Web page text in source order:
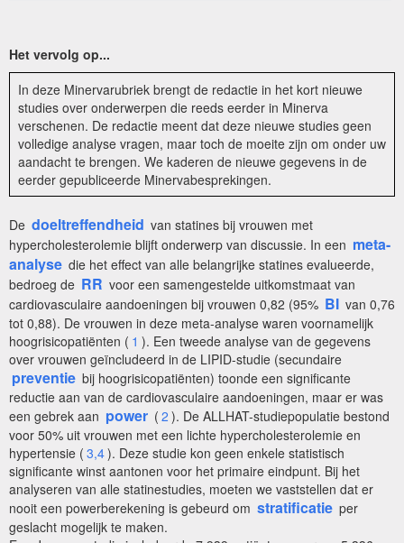
Het vervolg op...
In deze Minervarubriek brengt de redactie in het kort nieuwe
studies over onderwerpen die reeds eerder in Minerva
verschenen. De redactie meent dat deze nieuwe studies geen
volledige analyse vragen, maar toch de moeite zijn om onder uw
aandacht te brengen. We kaderen de nieuwe gegevens in de
eerder gepubliceerde Minervabesprekingen.
De doeltreffendheid van statines bij vrouwen met
hypercholesterolemie blijft onderwerp van discussie. In een meta-
analyse die het effect van alle belangrijke statines evalueerde,
bedroeg de RR voor een samengestelde uitkomstmaat van
cardiovasculaire aandoeningen bij vrouwen 0,82 (95% BI van 0,76
tot 0,88). De vrouwen in deze meta-analyse waren voornamelijk
hoogrisicopatiënten ( 1 ). Een tweede analyse van de gegevens
over vrouwen geïncludeerd in de LIPID-studie (secundaire
preventie bij hoogrisicopatiënten) toonde een significante
reductie aan van de cardiovasculaire aandoeningen, maar er was
een gebrek aan power ( 2 ). De ALLHAT-studiepopulatie bestond
voor 50% uit vrouwen met een lichte hypercholesterolemie en
hypertensie ( 3,4). Deze studie kon geen enkele statistisch
significante winst aantonen voor het primaire eindpunt. Bij het
analyseren van alle statinestudies, moeten we vaststellen dat er
nooit een powerberekening is gebeurd om stratificatie per
geslacht mogelijk te maken.